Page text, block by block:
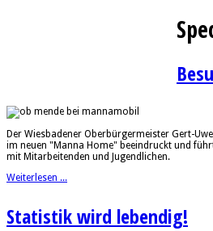
Der Wiesbadener Oberbürgermeister Gert-
im neuen "Manna Home" beeindruckt und
mit Mitarbeitenden und Jugendlichen.
Weiterlesen ...
Statistik wird lebendig!